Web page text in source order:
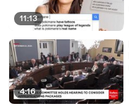
11:13
4:16